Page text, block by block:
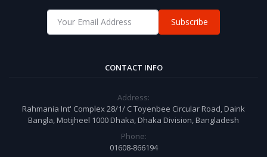
Subscribe
CONTACT INFO
Address:
Rahmania Int' Complex 28/1/ C Toyenbee Circular Road, Daink
Bangla, Motijheel 1000 Dhaka, Dhaka Division, Bangladesh
Phone:
01608-866194